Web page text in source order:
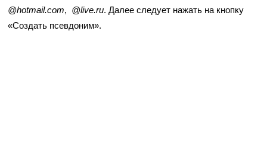
@hotmail.com, @live.ru. Далее следует нажать на кнопку
«Создать псевдоним».